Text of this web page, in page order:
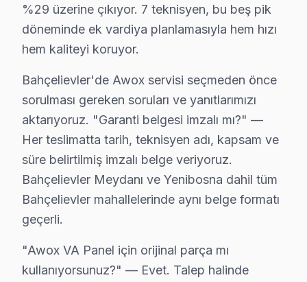
Bahçelievler garanti detayları:
• Bahçelievler'de 24 aya kadar işçilik güvencesi
• Bahçelievler servisimizde orijinal parça
• Garanti dışı hasar bu değilse ek ücret istenmez
• Bahçelievler'de her işlem kayıt altında; müşteri
Bahçelievler'de neyi garanti etmiyoruz?
Fiziksel hasar (düşme, kırık), su baskını, yıldırım
Bahçelievler'da Awox onarımı → garantili, belgeli,
Bahçelievler Awox Servis – 30 Dakikada
Awox görüntüleme sistemi'niz bozulduğunda saatler
Neden bu kadar hızlıyız?
• Bahçelievler'de sabah arayın, akşama servis
%29 üzerine çıkıyor. 7 teknisyen, bu beş pik
döneminde ek vardiya planlamasıyla hem hızı
hem kaliteyi koruyor.
Bahçelievler'de Awox servisi seçmeden önce
sorulması gereken soruları ve yanıtlarımızı
aktarıyoruz. "Garanti belgesi imzalı mı?" —
Her teslimatta tarih, teknisyen adı, kapsam ve
süre belirtilmiş imzalı belge veriyoruz.
Bahçelievler Meydanı ve Yenibosna dahil tüm
Bahçelievler mahallelerinde aynı belge formatı
geçerli.
"Awox VA Panel için orijinal parça mı
kullanıyorsunuz?" — Evet. Talep halinde